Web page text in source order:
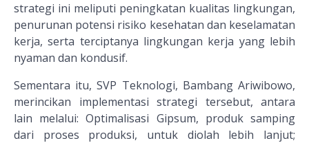
strategi ini meliputi peningkatan kualitas lingkungan,
penurunan potensi risiko kesehatan dan keselamatan
kerja, serta terciptanya lingkungan kerja yang lebih
nyaman dan kondusif.
Sementara itu, SVP Teknologi, Bambang Ariwibowo,
merincikan implementasi strategi tersebut, antara
lain melalui: Optimalisasi Gipsum, produk samping
dari proses produksi, untuk diolah lebih lanjut;